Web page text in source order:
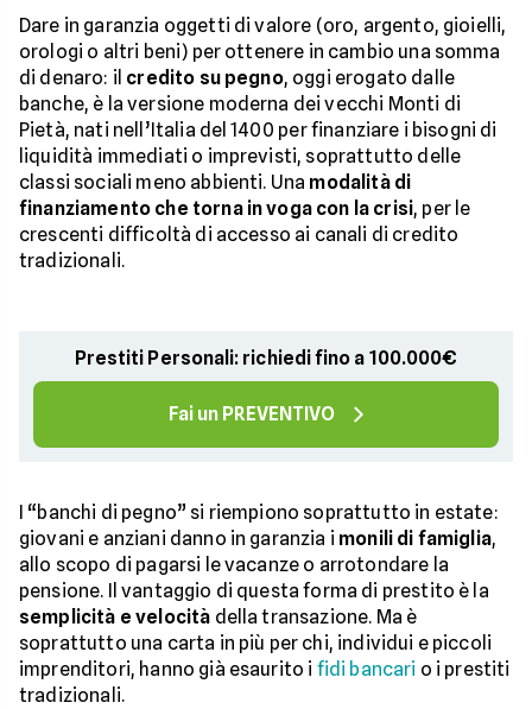
Dare in garanzia oggetti di valore (oro, argento, gioielli,
orologi o altri beni) per ottenere in cambio una somma
di denaro: il credito su pegno, oggi erogato dalle
banche, è la versione moderna dei vecchi Monti di
Pietà, nati nell’Italia del 1400 per finanziare i bisogni di
liquidità immediati o imprevisti, soprattutto delle
classi sociali meno abbienti. Una modalità di
finanziamento che torna in voga con la crisi, per le
crescenti difficoltà di accesso ai canali di credito
tradizionali.
Prestiti Personali: richiedi fino a 100.000€
Fai un PREVENTIVO
I “banchi di pegno” si riempiono soprattutto in estate:
giovani e anziani danno in garanzia i monili di famiglia,
allo scopo di pagarsi le vacanze o arrotondare la
pensione. Il vantaggio di questa forma di prestito è la
semplicità e velocità della transazione. Ma è
soprattutto una carta in più per chi, individui e piccoli
imprenditori, hanno già esaurito i fidi bancari o i prestiti
tradizionali.